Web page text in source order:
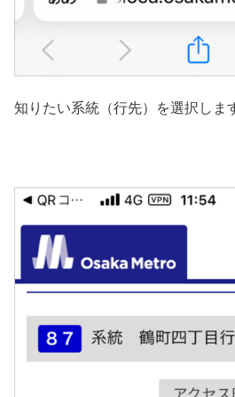
知りたい系統（行先）を選択しま